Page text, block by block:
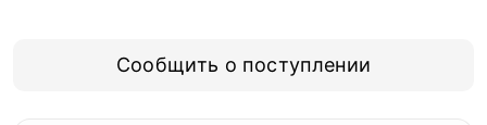
Сообщить о поступлении